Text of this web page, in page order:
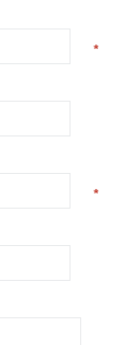
*
*